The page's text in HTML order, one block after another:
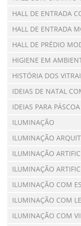
HALL DE ENTRADA
HALL DE ENTRADA
HALL DE PRÉDIO
HIGIENE EM
HISTÓRIA DOS
IDEIAS DE NATAL
IDEIAS PARA PÁSCOA
ILUMINAÇÃO
ILUMINAÇÃO
ILUMINAÇÃO
ILUMINAÇÃO
ILUMINAÇÃO COM
ILUMINAÇÃO COM
ILUMINAÇÃO COM